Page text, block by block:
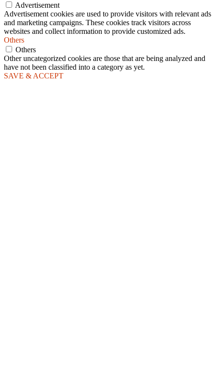
Advertisement
Advertisement cookies are used to provide visitors with relevant ads
and marketing campaigns. These cookies track visitors across
websites and collect information to provide customized ads.
Others
Others
Other uncategorized cookies are those that are being analyzed and
have not been classified into a category as yet.
SAVE & ACCEPT